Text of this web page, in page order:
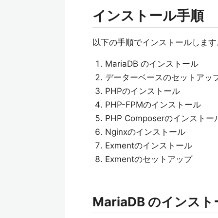
インストール手順
以下の手順でインストールします
MariaDB のインストール
データーベースのセットアッ
PHPのインストール
PHP-FPMのインストール
PHP Composerのインストー
Nginxのインストール
Exmentのインストール
Exmentのセットアップ
MariaDB のインスト